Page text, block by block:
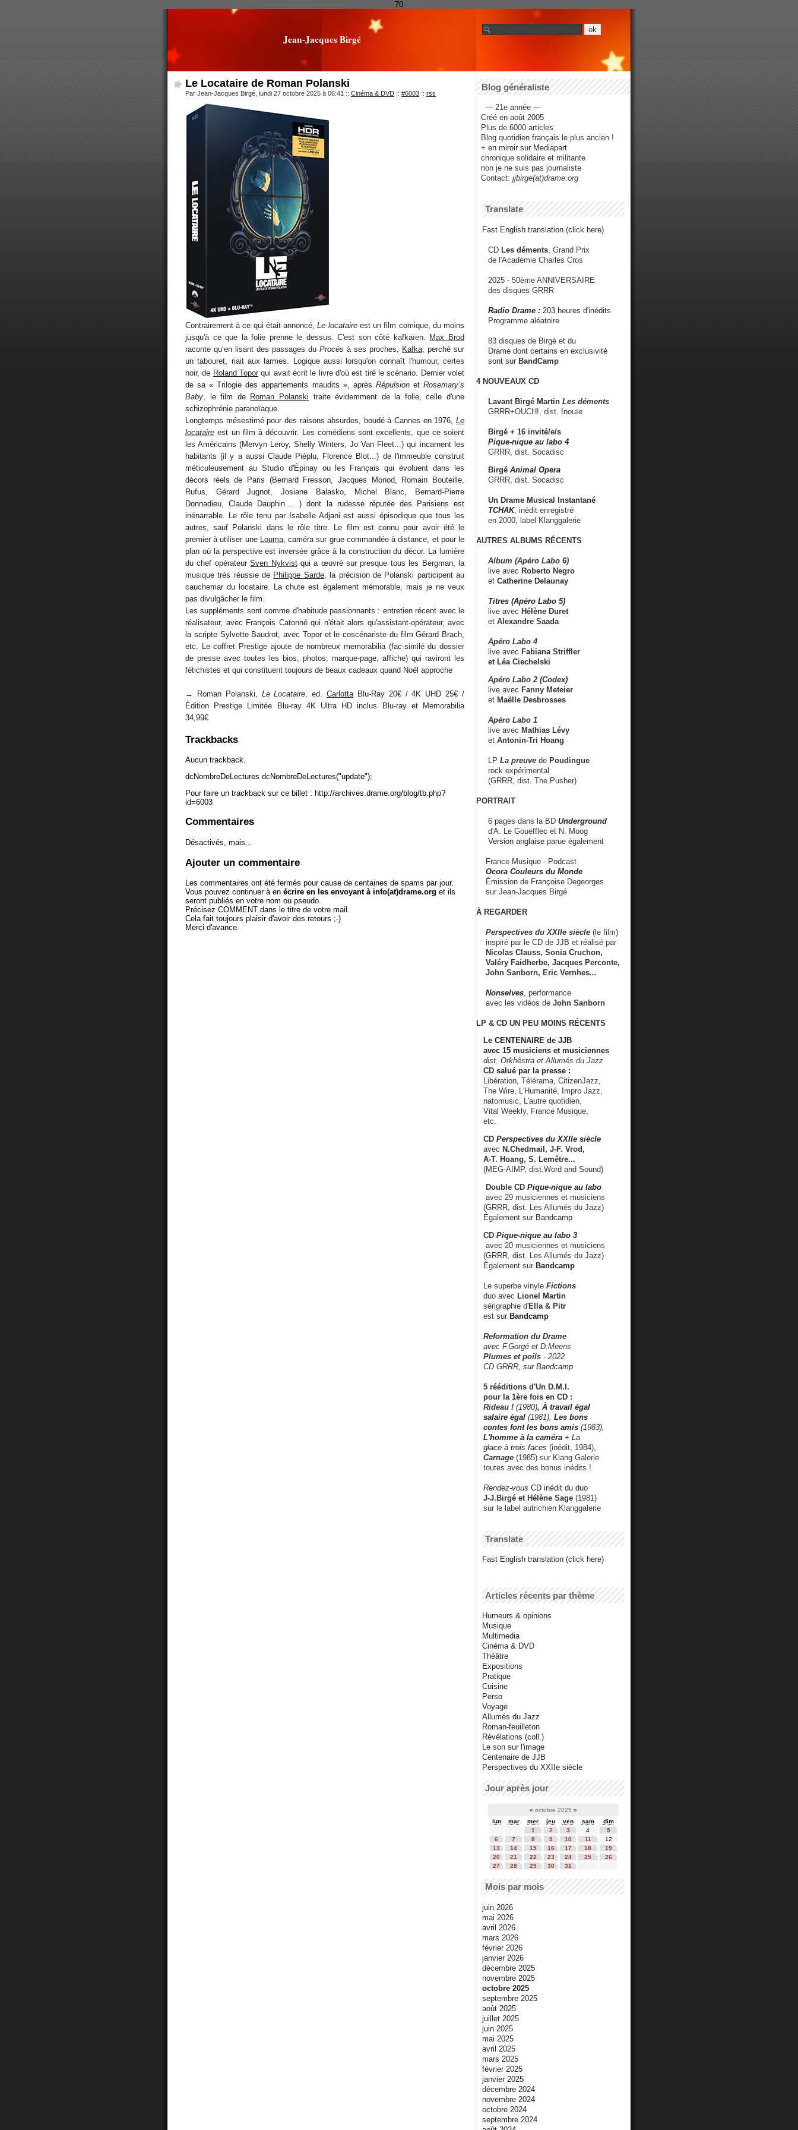
70
Jean-Jacques Birgé
Le Locataire de Roman Polanski
Par Jean-Jacques Birgé, lundi 27 octobre 2025 à 06:41 :: Cinéma & DVD :: #6003 :: rss
Contrairement à ce qui était annoncé,Le locataireest un film comique, du moins
jusqu'à ce que la folie prenne le dessus. C'est son côté kafkaïen.
Max Brod
raconte qu’en lisant des passages du Procès à ses proches, Kafka , perché sur
un tabouret, riait aux larmes. Logique aussi lorsqu'on connaît l'humour, certes
noir, de Roland Topor qui avait écrit le livre d'où est tiré le scénario. Dernier volet
de sa « Trilogie des appartements maudits », après RépulsionetRosemary’s
Baby , le film de Roman Polanski traite évidemment de la folie, celle d'une
schizophrénie paranoïaque.
Longtemps mésestimé pour des raisons absurdes, boudé à Cannes en 1976, Le
locataire est un film à découvrir. Les comédiens sont excellents, que ce soient
les Américains (Mervyn Leroy, Shelly Winters, Jo Van Fleet...) qui incarnent les
habitants (il y a aussi Claude Piéplu, Florence Blot...) de l'immeuble construit
méticuleusement au Studio d'Épinay ou les Français qui évoluent dans les
décors réels de Paris (Bernard Fresson, Jacques Monod, Romain Bouteille,
Rufus, Gérard Jugnot, Josiane Balasko, Michel Blanc, Bernard-Pierre
Donnadieu, Claude Dauphin.... ) dont la rudesse réputée des Parisiens est
inénarrable. Le rôle tenu par Isabelle Adjani est aussi épisodique que tous les
autres, sauf Polanski dans le rôle titre. Le film est connu pour avoir été le
premier à utiliser une
Louma, caméra sur grue commandée à distance, et pour le
plan où la perspective est inversée grâce à la construction du décor. La lumière
du chef opérateurSven Nykvistqui a œuvré sur presque tous les Bergman, la
musique très réussie de Philippe Sarde, la précision de Polanski participent au
cauchemar du locataire. La chute est également mémorable, mais je ne veux
pas divulgâcher le film.
Les suppléments sont comme d'habitude passionnants : entretien récent avec le
réalisateur, avec François Catonné qui n'était alors qu'assistant-opérateur, avec
la scripte Sylvette Baudrot, avec Topor et le coscénariste du film Gérard Brach,
etc. Le coffret Prestige ajoute de nombreux memorabilia (fac-similé du dossier
de presse avec toutes les bios, photos, marque-page, affiche) qui raviront les
fétichistes et qui constituent toujours de beaux cadeaux quand Noël approche
→ Roman Polanski, Le Locataire , ed.Carlotta Blu-Ray 20€ / 4K UHD 25€ /
Édition Prestige Limitée Blu-ray 4K Ultra HD inclus Blu-ray et Memorabilia
34,99€
Trackbacks
Aucun trackback.
dcNombreDeLectures dcNombreDeLectures("update");
Pour faire un trackback sur ce billet : http://archives.drame.org/blog/tb.php?
id=6003
Commentaires
Désactivés, mais...
Ajouter un commentaire
Les commentaires ont été fermés pour cause de centaines de spams par jour.
Vous pouvez continuer à en écrire en les envoyant à info(at)drame.org et ils
seront publiés en votre nom ou pseudo.
Précisez COMMENT dans le titre de votre mail.
Cela fait toujours plaisir d'avoir des retours ;-)
Merci d'avance.
Blog généraliste
--- 21e année ---
Créé en août 2005
Plus de 6000 articles
Blog quotidien français le plus ancien !
+ en miroir sur Mediapart
chronique solidaire et militante
non je ne suis pas journaliste
Contact: jjbirge(at)drame.org
Translate
Fast English translation (click here)
CD Les déments , Grand Prix
de l'Académie Charles Cros
2025 - 50ème ANNIVERSAIRE
des disques GRRR
Radio Drame : 203 heures d'inédits
Programme aléatoire
83 disques de Birgé et du
Drame dont certains en exclusivité
sont sur BandCamp
4 NOUVEAUX CD
Lavant Birgé Martin Les déments
GRRR+OUCH!, dist. Inouïe
Birgé + 16 invité/e/s
Pique-nique au labo 4
GRRR, dist. Socadisc
Birgé Animal Opera
GRRR, dist. Socadisc
Un Drame Musical Instantané
TCHAK, inédit enregistré
en 2000, label Klanggalerie
AUTRES ALBUMS RÉCENTS
Album (Apéro Labo 6)
live avec Roberto Negro
et Catherine Delaunay
Titres (Apéro Labo 5)
live avec Hélène Duret
et Alexandre Saada
Apéro Labo 4
live avec Fabiana Striffler
et Léa Ciechelski
Apéro Labo 2 (Codex)
live avec Fanny Meteier
et Maëlle Desbrosses
Apéro Labo 1
live avec Mathias Lévy
et Antonin-Tri Hoang
LP La preuve de Poudingue
rock expérimental
(GRRR, dist. The Pusher)
PORTRAIT
6 pages dans la BD Underground
d'A. Le Gouëfflec et N. Moog
Version anglaise parue également
France Musique - Podcast
Ocora Couleurs du Monde
Émission de Françoise Degeorges
sur Jean-Jacques Birgé
À REGARDER
Perspectives du XXIIe siècle (le film)
inspiré par le CD de JJB et réalisé par
Nicolas Clauss, Sonia Cruchon,
Valéry Faidherbe, Jacques Perconte,
John Sanborn, Eric Vernhes...
Nonselves , performance
avec les vidéos de John Sanborn
LP & CD UN PEU MOINS RÉCENTS
Le CENTENAIRE de JJB
avec 15 musiciens et musiciennes
dist. Orkhêstra et Allumés du Jazz
CD salué par la presse :
Libération, Télérama, CitizenJazz,
The Wire, L'Humanité, Impro Jazz,
natomusic, L'autre quotidien,
Vital Weekly, France Musique,
etc.
CD Perspectives du XXIIe siècle
avec N.Chedmail, J-F. Vrod,
A-T. Hoang, S. Lemêtre...
(MEG-AIMP, dist.Word and Sound)
Double CD Pique-nique au labo
avec 29 musiciennes et musiciens
(GRRR, dist. Les Allumés du Jazz)
Également sur Bandcamp
CD Pique-nique au labo 3
avec 20 musiciennes et musiciens
(GRRR, dist. Les Allumés du Jazz)
Également sur Bandcamp
Le superbe vinyle Fictions
duo avec Lionel Martin
sérigraphie d'Ella & Pitr
est sur Bandcamp
Reformation du Drame
avec F.Gorgé et D.Meens
Plumes et poils - 2022
CD GRRR, sur Bandcamp
5 rééditions d'Un D.M.I.
pour la 1ère fois en CD :
Rideau ! (1980), À travail égal
salaire égal (1981), Les bons
contes font les bons amis (1983),
L'homme à la caméra + La
glace à trois faces (inédit, 1984),
Carnage (1985) sur Klang Galerie
toutes avec des bonus inédits !
Rendez-vous CD inédit du duo
J-J.Birgé et Hélène Sage (1981)
sur le label autrichien Klanggalerie
Translate
Fast English translation (click here)
Articles récents par thème
Humeurs & opinions
Musique
Multimedia
Cinéma & DVD
Théâtre
Expositions
Pratique
Cuisine
Perso
Voyage
Allumés du Jazz
Roman-feuilleton
Révélations (coll.)
Le son sur l'image
Centenaire de JJB
Perspectives du XXIIe siècle
Jour après jour
« octobre 2025 »
lun
mar mer jeu ven sam
dim
1
2 3 4
5
6
7 8 9 10 11
12
13
14 15 16 17 18
19
20
21 22 23 24 25
26
27
28 29 30 31
Mois par mois
juin 2026
mai 2026
avril 2026
mars 2026
février 2026
janvier 2026
décembre 2025
novembre 2025
octobre 2025
septembre 2025
août 2025
juillet 2025
juin 2025
mai 2025
avril 2025
mars 2025
février 2025
janvier 2025
décembre 2024
novembre 2024
octobre 2024
septembre 2024